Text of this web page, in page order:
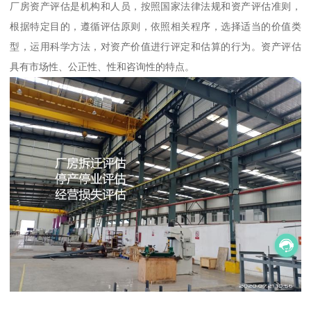
厂房资产评估是机构和人员，按照国家法律法规和资产评估准则，
根据特定目的，遵循评估原则，依照相关程序，选择适当的价值类
型，运用科学方法，对资产价值进行评定和估算的行为。资产评估
具有市场性、公正性、性和咨询性的特点。